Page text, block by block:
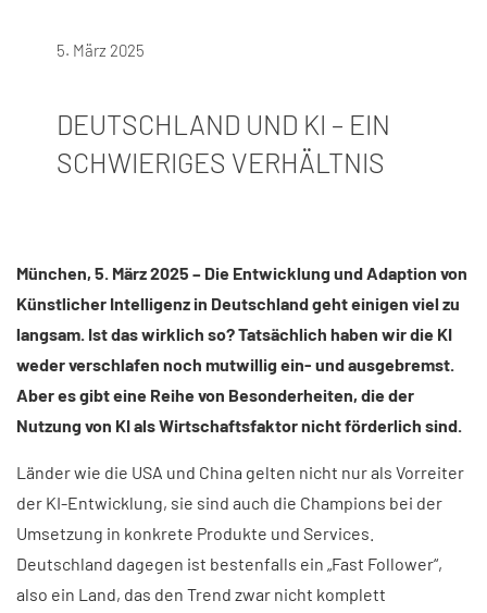
5. März 2025
DEUTSCHLAND UND KI – EIN
SCHWIERIGES VERHÄLTNIS​
München, 5. März 2025 – Die Entwicklung und Adaption von
Künstlicher Intelligenz in Deutschland geht einigen viel zu
langsam. Ist das wirklich so? Tatsächlich haben wir die KI
weder verschlafen noch mutwillig ein- und ausgebremst.
Aber es gibt eine Reihe von Besonderheiten, die der
Nutzung von KI als Wirtschaftsfaktor nicht förderlich sind.
Länder wie die USA und China gelten nicht nur als Vorreiter
der KI-Entwicklung, sie sind auch die Champions bei der
Umsetzung in konkrete Produkte und Services.
Deutschland dagegen ist bestenfalls ein „Fast Follower“,
also ein Land, das den Trend zwar nicht komplett